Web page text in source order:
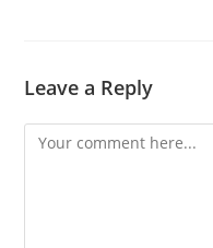
Leave a Reply
Comment